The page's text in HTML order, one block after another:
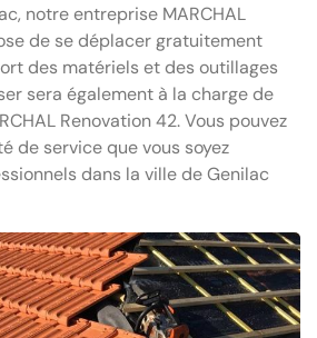
notre entreprise MARCHAL
de se déplacer gratuitement
des matériels et des outillages
sera également à la charge de
Renovation 42. Vous pouvez
de service que vous soyez
dans la ville de Genilac